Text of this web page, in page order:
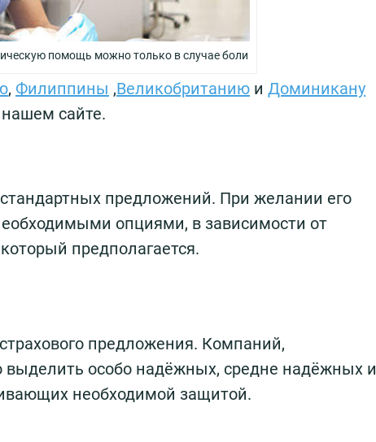
помощь можно только в случае боли
, Филиппины ,Великобританию и Доминикану
нашем сайте.
предложений. При желании его
опциями, в зависимости от
предполагается.
предложения. Компаний,
выделить особо надёжных, средне надёжных и
необходимой защитой.